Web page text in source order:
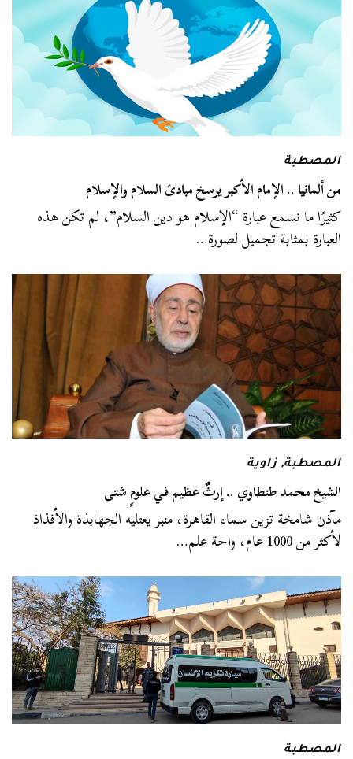
المصطبة
من ألمانيا .. الإمام الأكبر يرسخ مبادئ السلام والإسلام
كثيرًا ما نسمع عبارة “الإسلام هو دين السلام”، لم تكن هذه
العبارة بمثابة تجميل لصورة…
المصطبة, زاوية
الشيخ محمد طنطاوي .. إرثٌ عظيم في علومٍ شتى
مآذن شامخة تزين سماء القاهرة، منبر يعتليه الجهابذة والأفذاذ
لأكثر من 1000 عام، واحة علم…
المصطبة